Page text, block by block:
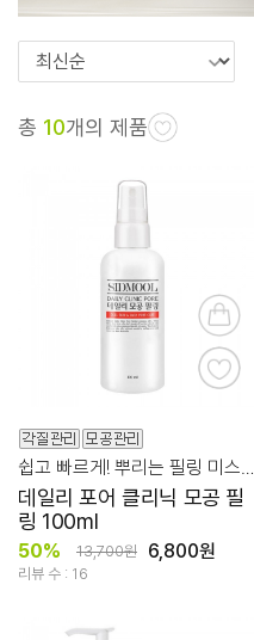
총 10개의 제품
데일리 포어 클리닉 모공 필
링 100ml
50% 13,700원 6,800원
리뷰 수 : 16